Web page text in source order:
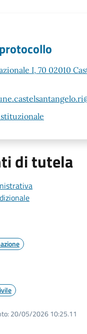
I, 70 02010
di tutela
20/05/2026 10:25.11